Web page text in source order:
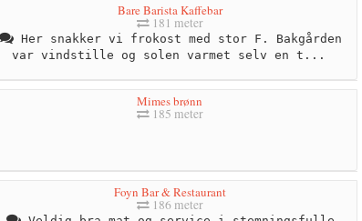
Bare Barista Kaffebar
181 meter
Her snakker vi frokost med stor F. Bakgården
var vindstille og solen varmet selv en t...
Mimes brønn
185 meter
Foyn Bar & Restaurant
186 meter